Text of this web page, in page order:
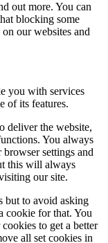
out more. You can
blocking some
our websites and
you with services
of its features.
deliver the website,
You always
settings and
this will always
our site.
but to avoid asking
cookie for that. You
to get a better
all set cookies in